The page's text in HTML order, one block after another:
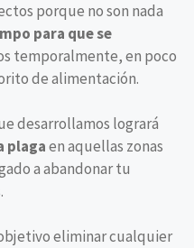
porque no son nada
para que se
temporalmente, en poco
de alimentación.
desarrollamos logrará
plagaen aquellas zonas
a abandonar tu
eliminar cualquier